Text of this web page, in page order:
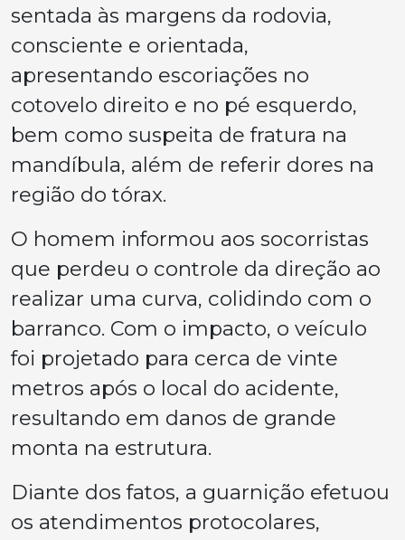
sentada às margens da rodovia,
consciente e orientada,
apresentando escoriações no
cotovelo direito e no pé esquerdo,
bem como suspeita de fratura na
mandíbula, além de referir dores na
região do tórax.
O homem informou aos socorristas
que perdeu o controle da direção ao
realizar uma curva, colidindo com o
barranco. Com o impacto, o veículo
foi projetado para cerca de vinte
metros após o local do acidente,
resultando em danos de grande
monta na estrutura.
Diante dos fatos, a guarnição efetuou
os atendimentos protocolares,